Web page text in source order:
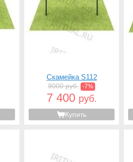
Скамейка S112
8000 руб. -7%
7 400 руб.
Купить